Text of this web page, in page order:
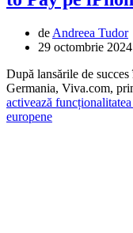
de Andreea Tudor
29 octombrie 2024
După lansările de
Germania, Viva.com,
activează
europene